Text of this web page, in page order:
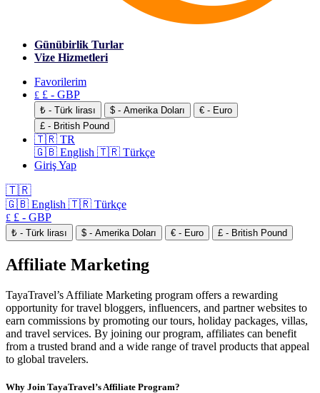
Günübirlik Turlar
Vize Hizmetleri
Favorilerim
£ £ - GBP
₺ - Türk lirası $ - Amerika Doları
€ - Euro
£ - British Pound
🇹🇷 TR
🇬🇧 English 🇹🇷 Türkçe
Giriş Yap
🇹🇷
🇬🇧 English 🇹🇷 Türkçe
£ £ - GBP
₺ - Türk lirası $ - Amerika Doları € - Euro £ - British Pound
Affiliate Marketing
TayaTravel’s Affiliate Marketing program offers a rewarding
opportunity for travel bloggers, influencers, and partner websites to
earn commissions by promoting our tours, holiday packages, villas,
and travel services. By joining our program, affiliates can benefit
from a trusted brand and a wide range of travel products that appeal
to global travelers.
Why Join TayaTravel’s Affiliate Program?